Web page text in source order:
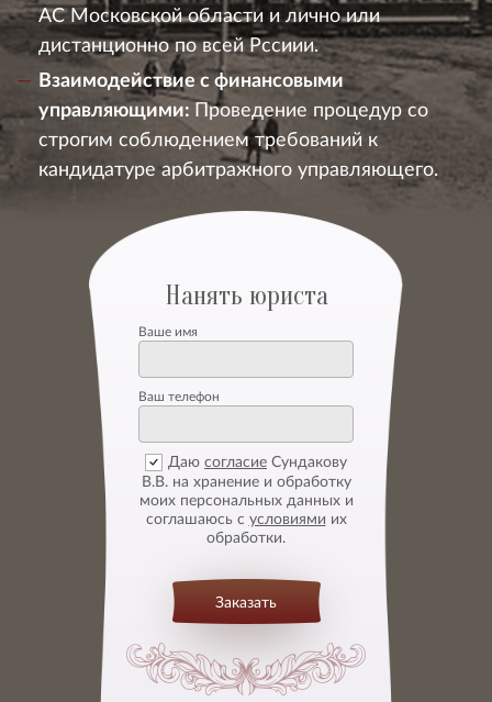
АС Московской области и лично или
дистанционно по всей Рссиии.
Взаимодействие с финансовыми
управляющими:Проведение процедур со
строгим соблюдением требований к
кандидатуре арбитражного управляющего.
Нанять юриста
Ваше имя
Ваш телефон
Даю согласие Сундакову
В.В. на хранение и обработку
моих персональных данных и
соглашаюсь с условиями их
обработки.
Заказать